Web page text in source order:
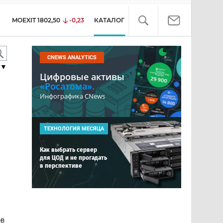
MOEXIT 1802,50 -0,23 КАТАЛОГ
CNEWS ANALYTICS
Цифровые активы
«Росатома».
Инфографика CNews
ТЕХНОЛОГИЯ МЕСЯЦА
Как выбрать сервер
для ЦОД и не прогадать
в перспективе